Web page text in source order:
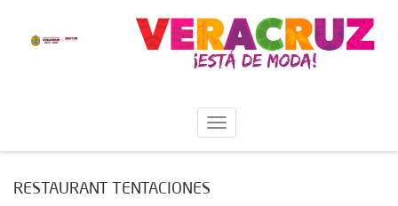
RESTAURANT TENTACIONES